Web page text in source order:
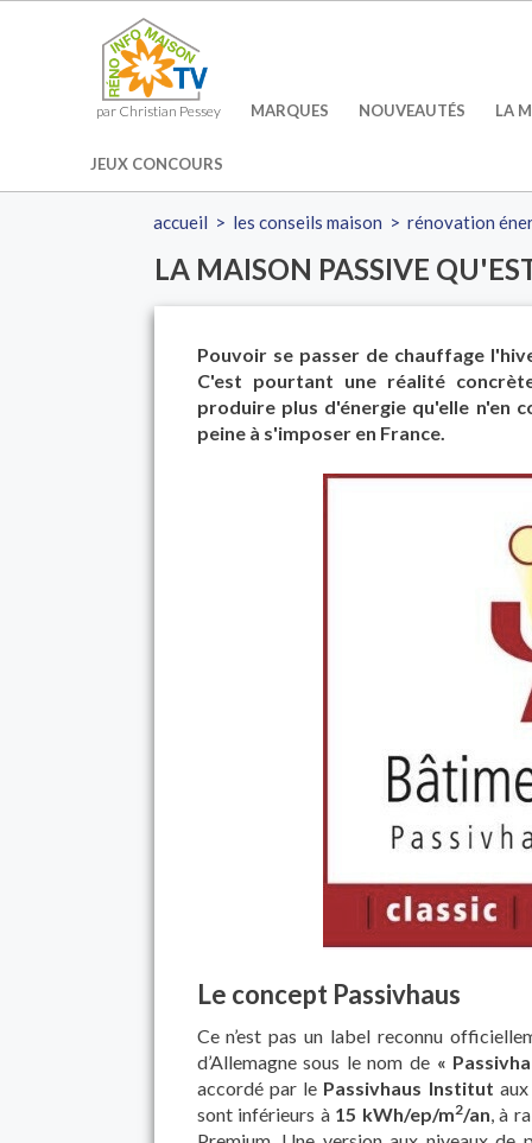
par Christian Pessey MARQUES NOUVEAUTÉS LA
JEUX CONCOURS
accueil > les conseils maison >rénovation
LA MAISON PASSIVE
Pouvoir se passer de chauffage
C'est pourtant une réalité
produire plus d'énergie qu'elle n'en
peine à s'imposer en France.
Le concept Passivhaus
Ce n’est pas un label reconnu
d’Allemagne sous le nom de «
accordé par le Passivhaus Institut
sont inférieurs à 15 kWh/ep/m2/an, à